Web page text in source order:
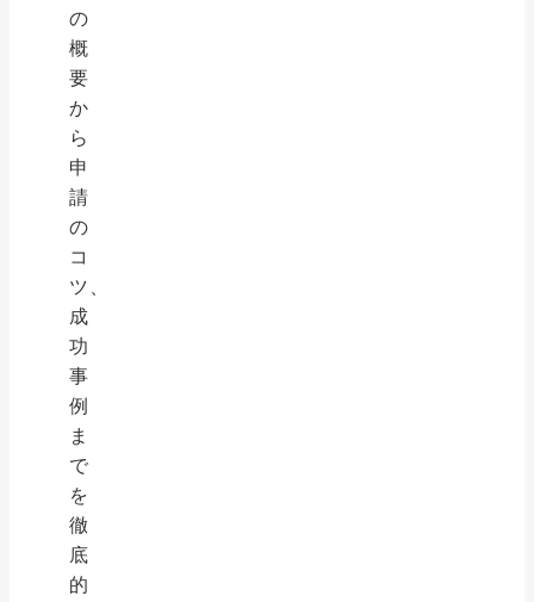
の
概
要
か
ら
申
請
の
コ
ツ、
成
功
事
例
ま
で
を
徹
底
的